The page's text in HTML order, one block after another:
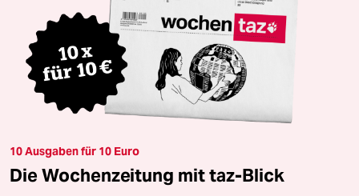
10 Ausgaben für 10 Euro
Die Wochenzeitung mit taz-Blick